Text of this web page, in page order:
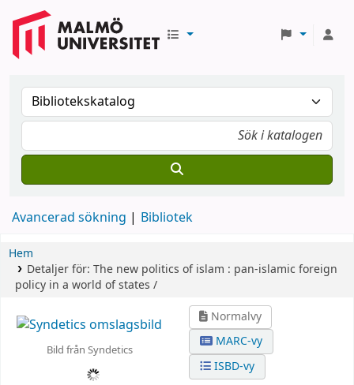
Avancerad sökning Bibliotek
Hem
Detaljer för: The new politics of islam : pan-islamic foreign
policy in a world of states /
Bild från Syndetics
Normalvy
MARC-vy
ISBD-vy